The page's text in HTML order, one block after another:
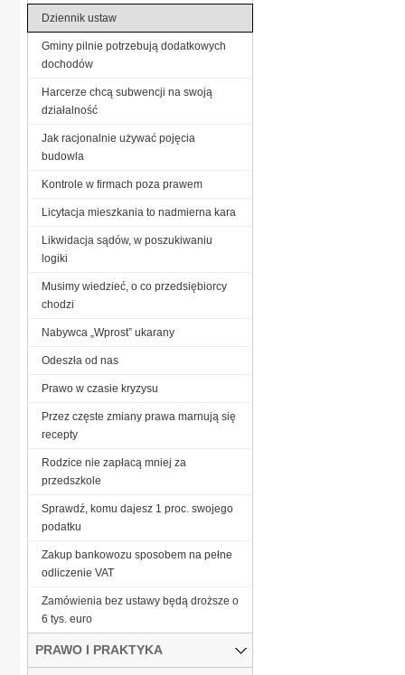
Dziennik ustaw
Gminy pilnie potrzebują dodatkowych
dochodów
Harcerze chcą subwencji na swoją
działalność
Jak racjonalnie używać pojęcia
budowla
Kontrole w firmach poza prawem
Licytacja mieszkania to nadmierna kara
Likwidacja sądów, w poszukiwaniu
logiki
Musimy wiedzieć, o co przedsiębiorcy
chodzi
Nabywca „Wprost” ukarany
Odeszła od nas
Prawo w czasie kryzysu
Przez częste zmiany prawa marnują się
recepty
Rodzice nie zapłacą mniej za
przedszkole
Sprawdź, komu dajesz 1 proc. swojego
podatku
Zakup bankowozu sposobem na pełne
odliczenie VAT
Zamówienia bez ustawy będą droższe o
6 tys. euro
PRAWO I PRAKTYKA